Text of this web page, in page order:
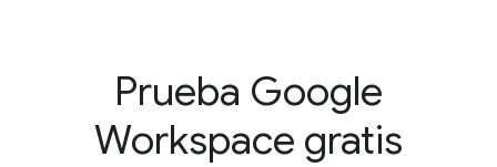
Prueba Google
Workspace gratis